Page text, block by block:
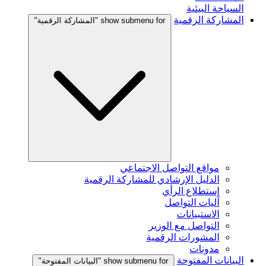
السياحة البيئية
المشاركة الرقمية
show submenu for "المشاركة الرقمية"
مواقع التواصل الاجتماعي
الدليل الإرشادي للمشاركة الرقمية
إستطلاع الرأي
آليات التواصل
الاستبيانات
التواصل مع الوزير
المشورات الرقمية
مدونات
البيانات المفتوحة
show submenu for "البيانات المفتوحة"